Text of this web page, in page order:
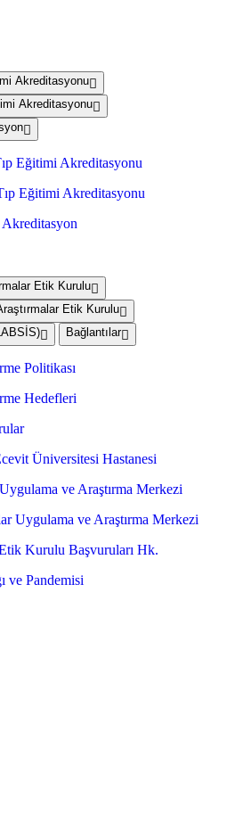
Akreditasyonu
Akreditasyonu
Eğitimi Akreditasyonu
Eğitimi Akreditasyonu
Etik Kurulu
Etik Kurulu
Bağlantılar
Politikası
Hedefleri
Üniversitesi Hastanesi
ve Araştırma Merkezi
Uygulama ve Araştırma Merkezi
Kurulu Başvuruları Hk.
ve Pandemisi